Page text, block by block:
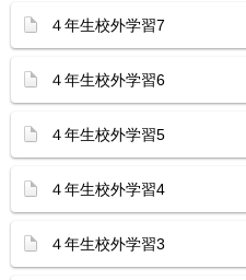
４年生校外学習7
４年生校外学習6
４年生校外学習5
４年生校外学習4
４年生校外学習3